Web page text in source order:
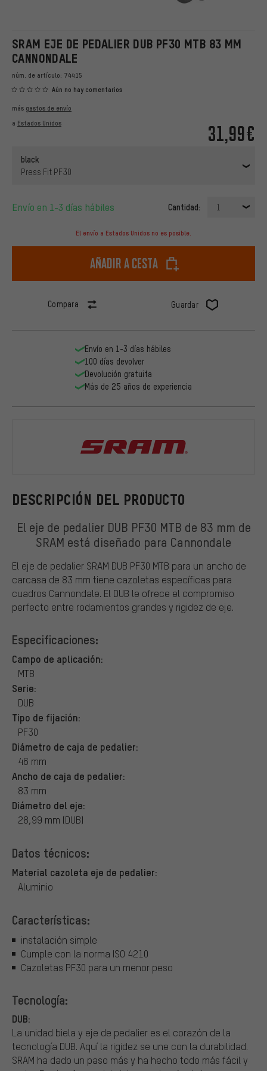
SRAM EJE DE PEDALIER DUB PF30 MTB 83 MM
CANNONDALE
núm. de artículo: 74415
Aún no hay comentarios
31,99€
más gastos de envío
a Estados Unidos
black
Press Fit PF30
Envío en 1-3 días hábiles Cantidad: 1
El envío a Estados Unidos no es posible.
Añadir a cesta
Compara Guardar
DESCRIPCIÓN DEL PRODUCTO
El eje de pedalier DUB PF30 MTB de 83 mm de
SRAM está diseñado para Cannondale
El eje de pedalier SRAM DUB PF30 MTB para un ancho de
carcasa de 83 mm tiene cazoletas específicas para
cuadros Cannondale. El DUB le ofrece el compromiso
perfecto entre rodamientos grandes y rigidez de eje.
Especificaciones:
Campo de aplicación:
MTB
Serie:
DUB
Tipo de fijación:
PF30
Diámetro de caja de pedalier:
46 mm
Ancho de caja de pedalier:
83 mm
Diámetro del eje:
28,99 mm (DUB)
Datos técnicos:
Material cazoleta eje de pedalier:
Aluminio
Características:
instalación simple
Cumple con la norma ISO 4210
Cazoletas PF30 para un menor peso
Tecnología:
DUB:
La unidad biela y eje de pedalier es el corazón de la
tecnología DUB. Aquí la rigidez se une con la durabilidad.
SRAM ha dado un paso más y ha hecho todo más fácil y
Envío en 1-3 días hábiles
100 días devolver
Devolución gratuita
Más de 25 años de experiencia
SRAM